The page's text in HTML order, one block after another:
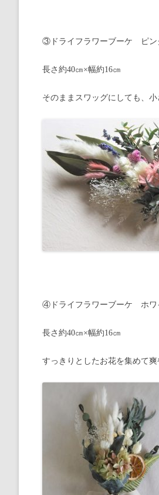
③ドライフラワーブーケ ピン
長さ約40㎝×幅約16㎝
そのままスワッグにしても、
④ドライフラワーブーケ ホワ
長さ約40㎝×幅約16㎝
すっきりとしたお花を集めて爽